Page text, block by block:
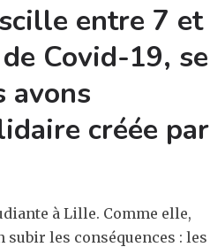
entre 7 et
Covid-19, se
avons
créée par
à Lille. Comme elle,
les conséquences : les